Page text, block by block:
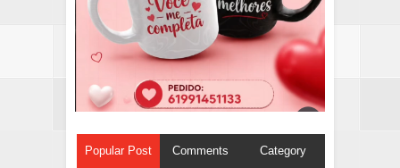
Popular Post Comments Category